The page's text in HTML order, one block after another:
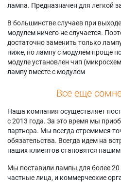
лампа. Предназначен для легкой
В большинстве случаев при
модулем ничего не случается.
достаточно заменить только
ниже, но лампу с модулем проще
модуле установлен чип
лампу вместе с модулем
Все еще
Наша компания осуществляет
с 2013 года. За это время мы
партнера. Мы всегда стремимся
обязательства. Всегда идем на
наших клиентов становятся
Мы поставили лампы для более 20
частные лица, и коммерческие